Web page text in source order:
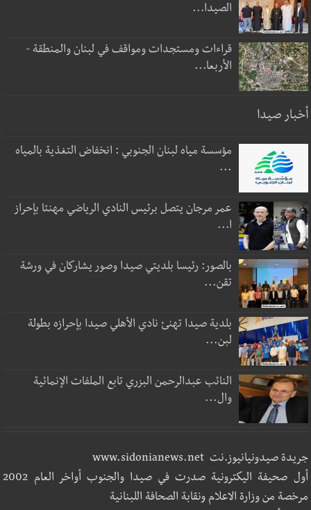
الصيدا...
قراءات ومستجدات ومواقف في لبنان والمنطقة -
الأربعا...
أخبار صيدا
مؤسسة مياه لبنان الجنوبي : انخفاض التغذية بالمياه
...
عمر مرجان يتصل برئيس النادي الرياضي مهنئا بإحراز
ا...
بالصور: رئيسا بلديتي صيدا وصور يشاركان في ورشة
تقن...
بلدية صيدا تهنئ نادي الأهلي صيدا بإحرازه بطولة
لبن...
النائب عبدالرحمن البزري تابع الملفات الإنمائية
وال...
جريدة صيدونيانيوز.نت www.sidonianews.net
أول صحيفة اليكترونية صدرت في صيدا والجنوب أواخر العام 2002
مرخصة من وزارة الاعلام ونقابة الصحافة اللبنانية